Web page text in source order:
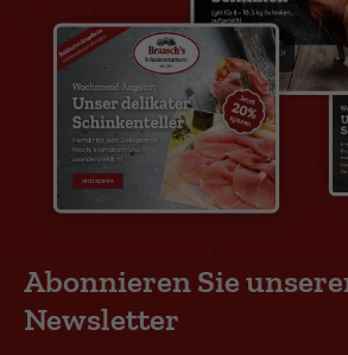
Abonnieren Sie
Newsletter